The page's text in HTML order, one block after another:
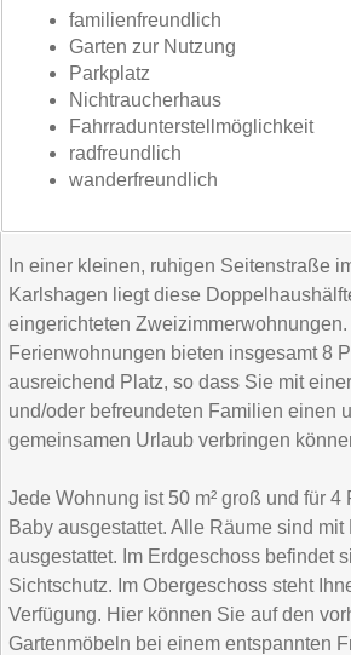
familienfreundlich
Garten zur Nutzung
Parkplatz
Nichtraucherhaus
Fahrradunterstellmöglichkeit
radfreundlich
wanderfreundlich
In einer kleinen, ruhigen Seitenstraße
Karlshagen liegt diese
eingerichteten Zweizimmerwohnungen.
Ferienwohnungen bieten insgesamt 8
ausreichend Platz, so dass Sie mit
und/oder befreundeten Familien einen
gemeinsamen Urlaub verbringen
Jede Wohnung ist 50 m² groß und für 4
Baby ausgestattet. Alle Räume sind
ausgestattet. Im Erdgeschoss befindet
Sichtschutz. Im Obergeschoss steht
Verfügung. Hier können Sie auf den
Gartenmöbeln bei einem entspannten